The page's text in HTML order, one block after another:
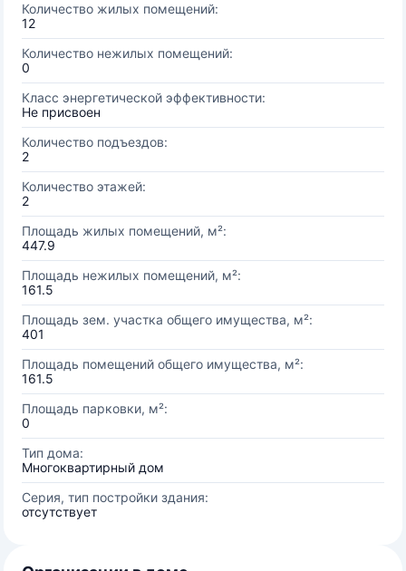
Количество жилых помещений:
12
Количество нежилых помещений:
0
Класс энергетической эффективности:
Не присвоен
Количество подъездов:
2
Количество этажей:
2
Площадь жилых помещений, м²:
447.9
Площадь нежилых помещений, м²:
161.5
Площадь зем. участка общего имущества, м²:
401
Площадь помещений общего имущества, м²:
161.5
Площадь парковки, м²:
0
Тип дома:
Многоквартирный дом
Серия, тип постройки здания:
отсутствует